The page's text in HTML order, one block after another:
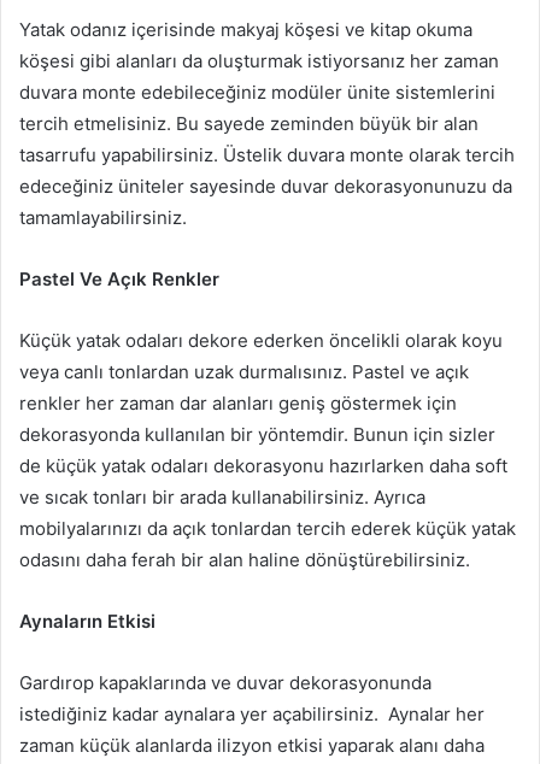
Yatak odanız içerisinde makyaj köşesi ve kitap okuma
köşesi gibi alanları da oluşturmak istiyorsanız her zaman
duvara monte edebileceğiniz modüler ünite sistemlerini
tercih etmelisiniz. Bu sayede zeminden büyük bir alan
tasarrufu yapabilirsiniz. Üstelik duvara monte olarak tercih
edeceğiniz üniteler sayesinde duvar dekorasyonunuzu da
tamamlayabilirsiniz.
Pastel Ve Açık Renkler
Küçük yatak odaları dekore ederken öncelikli olarak koyu
veya canlı tonlardan uzak durmalısınız. Pastel ve açık
renkler her zaman dar alanları geniş göstermek için
dekorasyonda kullanılan bir yöntemdir. Bunun için sizler
de küçük yatak odaları dekorasyonu hazırlarken daha soft
ve sıcak tonları bir arada kullanabilirsiniz. Ayrıca
mobilyalarınızı da açık tonlardan tercih ederek küçük yatak
odasını daha ferah bir alan haline dönüştürebilirsiniz.
Aynaların Etkisi
Gardırop kapaklarında ve duvar dekorasyonunda
istediğiniz kadar aynalara yer açabilirsiniz. Aynalar her
zaman küçük alanlarda ilizyon etkisi yaparak alanı daha